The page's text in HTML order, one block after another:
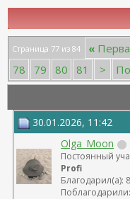
Страница 77 из 84 «
78
79 80 81 >
30.01.2026, 11:42
Olga_Moon
Постоянный
Profi
Благодарил(а):